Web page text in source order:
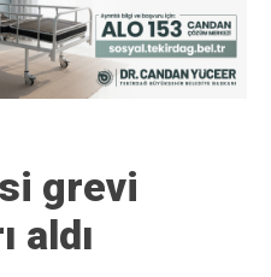
grevi
aldı